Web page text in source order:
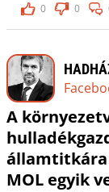
0
0
A
államtitkára
MOL egyik